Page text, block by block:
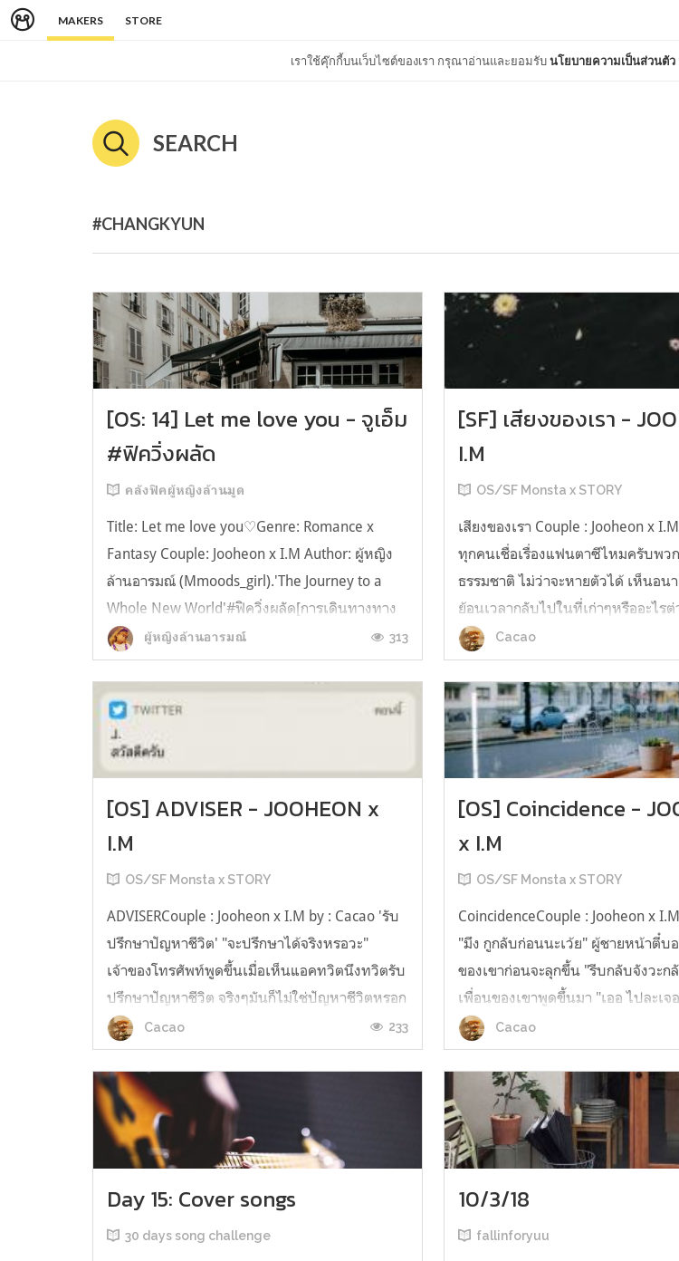
MAKERS STORE
เราใช้คุ๊กกี้บนเว็บไซต์ของเรา กรุณาอ่านและยอมรับนโยบายความเป็นส่วนตัว
SEARCH
#CHANGKYUN
[OS: 14] Let me love you - จูเอ็ม
#ฟิควิ่งผลัด
คลังฟิคผู้หญิงล้านมูด
Title: Let me love you♡Genre: Romance x
Fantasy Couple: Jooheon x I.M Author: ผู้หญิง
ล้านอารมณ์ (Mmoods_girl).'The Journey to a
Whole New World'#ฟิควิ่งผลัด[การเดินทางทาง
บก x ลูกหมาตัวเล็ก]. เพลงประกอบฟิคเรื่องนี้:
Can't Take My Eyes Off You - Frankie Valli x
Lauryn Hill(Joseph Vincent Cover) https...
ผู้หญิงล้านอารมณ์ 313
[SF] เสียงของเรา -
I.M
OS/SF Monsta x STORY
เสียงของเรา Couple : Jooheon x
ทุกคนเชื่อเรื่องแฟนตาซีไหมครับพว
ธรรมชาติ ไม่ว่าจะหายตัวได้ เห็นอน
ย้อนเวลากลับไปในที่เก่าๆหรืออะไร
เขาไม่เป็นกันแต่สำหรับคนบางคนก
พิเศษเหนือคนอื่นซึ่งไม่รู้จะเรียกว่าดี
แน่ แต่ที่แน่ๆผมไม่...
Cacao
[OS] ADVISER - JOOHEON x
I.M
OS/SF Monsta x STORY
ADVISERCouple : Jooheon x I.M by : Cacao 'รับ
ปรึกษาปัญหาชีวิต' "จะปรึกษาได้จริงหรอวะ"
เจ้าของโทรศัพท์พูดขึ้นเมื่อเห็นแอคทวิตนึงทวิตรับ
ปรึกษาปัญหาชีวิต จริงๆมันก็ไม่ใช่ปัญหาชีวิตหรอก
แต่เป็นปัญหาหัวใจสะมากกว่า เขาแอบชอบเพื่อน
สนิทของตัวเอง บางคนอาจคิดว่าไม่เห็นมีปัญหา
อะไรเลยแต่สำหรับเขาม...
Cacao 233
[OS] Coincidence -
x I.M
OS/SF Monsta x STORY
CoincidenceCouple : Jooheon x
"มึง กูกลับก่อนนะเว้ย" ผู้ชายหน้าตี๋บ
ของเขาก่อนจะลุกขึ้น "รีบกลับจังวะก
เพื่อนของเขาพูดขึ้นมา "เออ ไปละเ
เดินออกจากที่ทำงานไป เขาออกมาร
รถเมล์ ตอนนี้เป็นช่วงบ่ายคนจึงไม่เ
ไปแย่งที่นั่งก...
Cacao
Day 15: Cover songs
30 days song challenge
10/3/18
fallinforyuu